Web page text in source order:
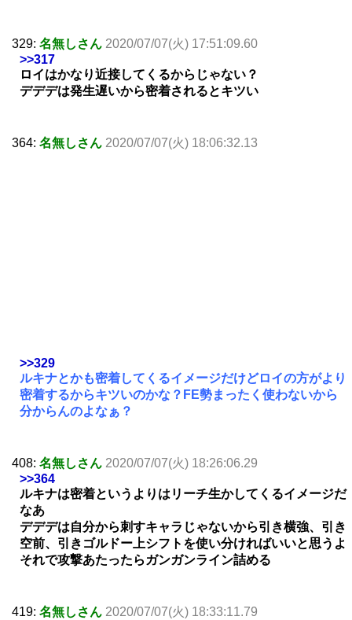
329: 名無しさん 2020/07/07(火) 17:51:09.60
>>317
ロイはかなり近接してくるからじゃない？
デデデは発生遅いから密着されるとキツい
364: 名無しさん 2020/07/07(火) 18:06:32.13
>>329
ルキナとかも密着してくるイメージだけどロイの方がより
密着するからキツいのかな？FE勢まったく使わないから
分からんのよなぁ？
408: 名無しさん 2020/07/07(火) 18:26:06.29
>>364
ルキナは密着というよりはリーチ生かしてくるイメージだ
なあ
デデデは自分から刺すキャラじゃないから引き横強、引き
空前、引きゴルドー上シフトを使い分ければいいと思うよ
それで攻撃あたったらガンガンライン詰める
419: 名無しさん 2020/07/07(火) 18:33:11.79